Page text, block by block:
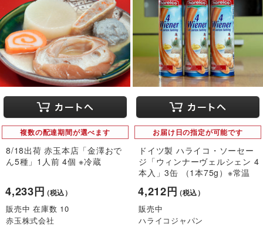
複数の配達期間が選べます
8/18出荷 赤玉本店「金澤おで
ん5種」1人前 4個 ※冷蔵
4,233円（税込）
販売中 在庫数 10
赤玉株式会社
お届け日の指定が可能です
ドイツ製 ハライコ・ソーセー
ジ「ウィンナーヴェルシェン 4
本入」3缶 （1本75g）※常温
4,212円（税込）
販売中
ハライコジャパン